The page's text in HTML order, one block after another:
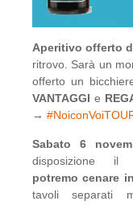
Aperitivo offerto
ritrovo. Sarà un
offerto un
VANTAGGI e
→
Sabato 6
disposizione il
potremo cenare
tavoli separati